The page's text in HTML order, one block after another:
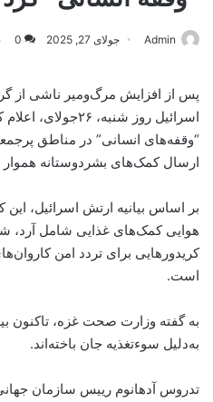
Admin جولای 27, 2025 0
پس از افزایش مرگ‌ومیر ناشی از
اسرائیل روز شنبه،
“وقفه‌های انسانی” در مناطق
ارسال کمک‌های بشردوستانه
بر اساس بیانیه ارتش اسرائیل،
هوایی کمک‌های غذایی شامل آرد،
کریدورهایی برای تردد امن
است.
به‌دلیل سوءتغذیه جان باخته‌اند.
تدروس آدهانوم رییس سازمان